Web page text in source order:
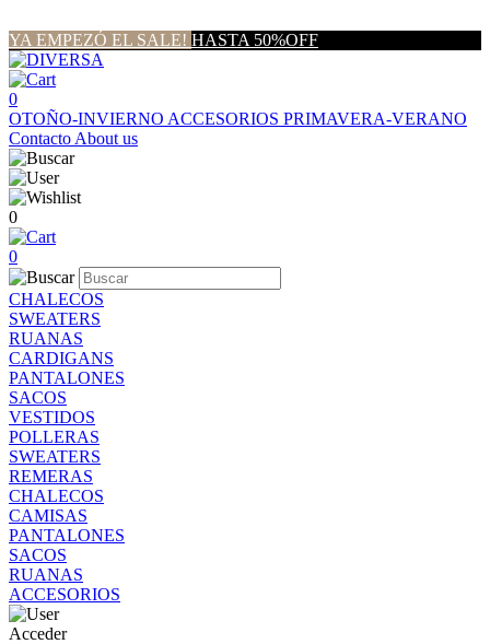
YA EMPEZÓ EL SALE! HASTA 50%OFF
0
OTOÑO-INVIERNO ACCESORIOS PRIMAVERA-VERANO
Contacto About us
0
0
CHALECOS
SWEATERS
RUANAS
CARDIGANS
PANTALONES
SACOS
VESTIDOS
POLLERAS
SWEATERS
REMERAS
CHALECOS
CAMISAS
PANTALONES
SACOS
RUANAS
ACCESORIOS
Acceder